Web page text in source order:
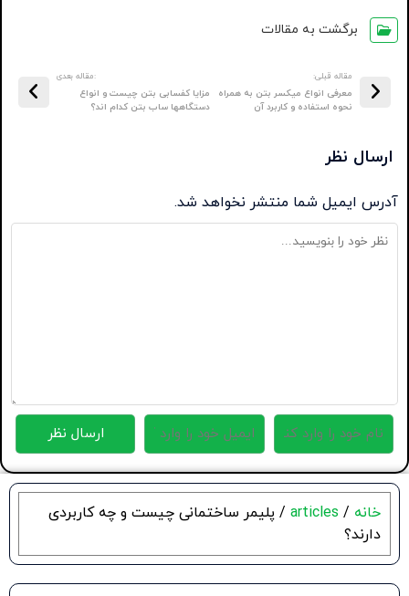
برگشت به مقالات
مقاله قبلی:
معرفی انواع میکسر بتن به همراه
نحوه استفاده و کاربرد آن
:مقاله بعدی
مزایا کفسابی بتن چیست و انواع
دستگاهها ساب بتن کدام اند؟
ارسال نظر
آدرس ایمیل شما منتشر نخواهد شد.
خانه /
articles / پلیمر ساختمانی چیست و چه کاربردی
دارند؟